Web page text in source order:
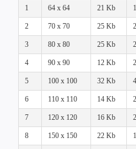
1 64 x 64 21 Kb
2 70 x 70 25 Kb
3 80 x 80 25 Kb
4 90 x 90 12 Kb
5 100 x 100 32 Kb
6 110 x 110 14 Kb
7 120 x 120 16 Kb
8 150 x 150 22 Kb